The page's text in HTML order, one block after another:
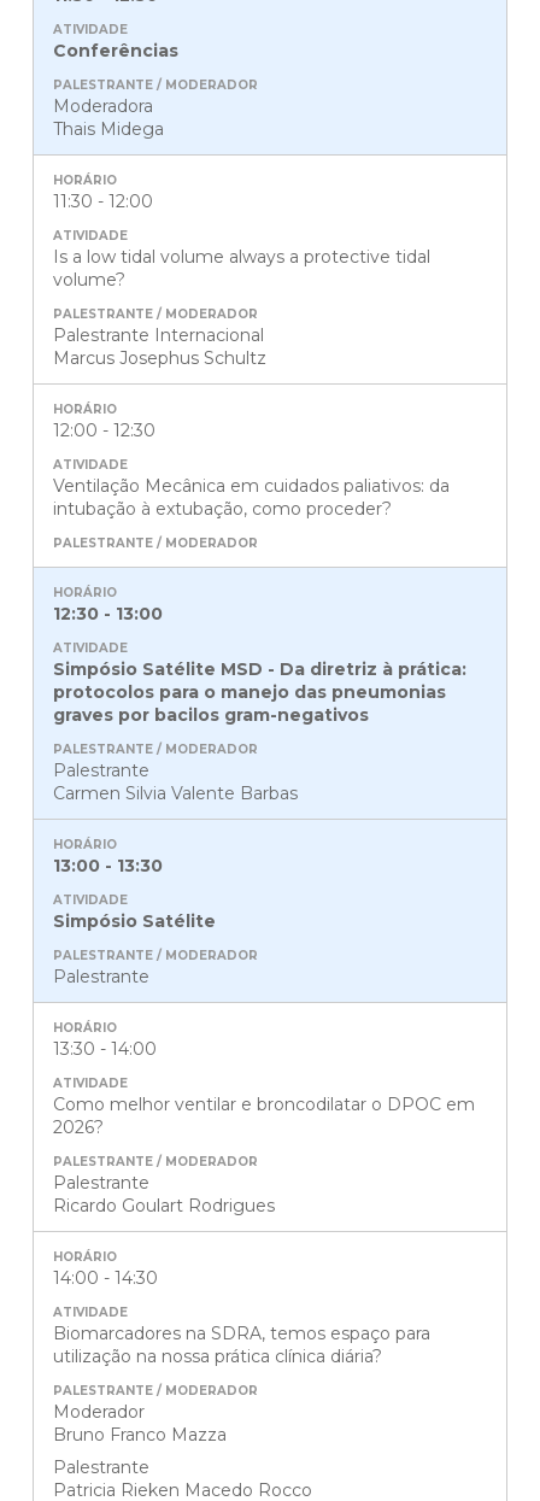
Conferências
Moderadora
Thais Midega
11:30 - 12:00
Is a low tidal volume always a protective tidal
volume?
Palestrante Internacional
Marcus Josephus Schultz
12:00 - 12:30
Ventilação Mecânica em cuidados paliativos: da
intubação à extubação, como proceder?
12:30 - 13:00
Simpósio Satélite MSD - Da diretriz à prática:
protocolos para o manejo das pneumonias
graves por bacilos gram-negativos
Palestrante
Carmen Silvia Valente Barbas
13:00 - 13:30
Simpósio Satélite
Palestrante
13:30 - 14:00
Como melhor ventilar e broncodilatar o DPOC em
2026?
Palestrante
Ricardo Goulart Rodrigues
14:00 - 14:30
Biomarcadores na SDRA, temos espaço para
utilização na nossa prática clínica diária?
Moderador
Bruno Franco Mazza
Palestrante
Patricia Rieken Macedo Rocco